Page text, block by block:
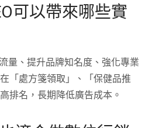
可以帶來哪些實
量、提升品牌知名度、強化專業
「處方箋領取」、「保健品推
排名，長期降低廣告成本。